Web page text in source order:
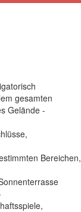
gesamten
Gelände -
Bereichen,